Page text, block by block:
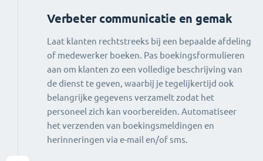
Verbeter communicatie en gemak
Laat klanten rechtstreeks bij een bepaalde afdeling
of medewerker boeken. Pas boekingsformulieren
aan om klanten zo een volledige beschrijving van
de dienst te geven, waarbij je tegelijkertijd ook
belangrijke gegevens verzamelt zodat het
personeel zich kan voorbereiden. Automatiseer
het verzenden van boekingsmeldingen en
herinneringen via e-mail en/of sms.